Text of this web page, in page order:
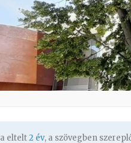
eltelt2 év, a szövegben